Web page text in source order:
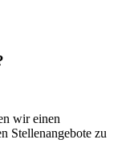
wir einen
Stellenangebote zu